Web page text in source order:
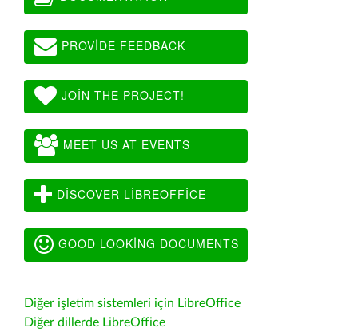
PROVIDE FEEDBACK
JOIN THE PROJECT!
MEET US AT EVENTS
DISCOVER LIBREOFFICE
GOOD LOOKING DOCUMENTS
Diğer işletim sistemleri için LibreOffice
Diğer dillerde LibreOffice